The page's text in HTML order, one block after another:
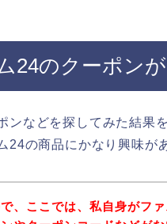
24のクーポン
ンなどを探してみた結果
24の商品にかなり興味が
、ここでは、私自身がフ